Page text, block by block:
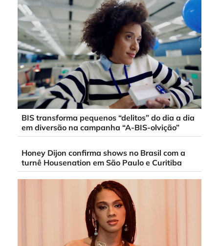
BIS transforma pequenos “delitos” do dia a dia
em diversão na campanha “A-BIS-olvição”
Honey Dijon confirma shows no Brasil com a
turnê Housenation em São Paulo e Curitiba